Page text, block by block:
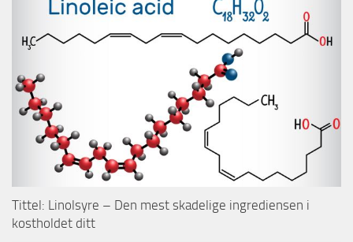
Tittel: Linolsyre – Den mest skadelige ingrediensen i
kostholdet ditt